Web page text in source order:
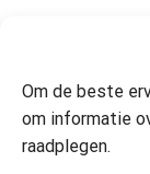
Om de beste
om informatie
raadplegen.
Openingstijden